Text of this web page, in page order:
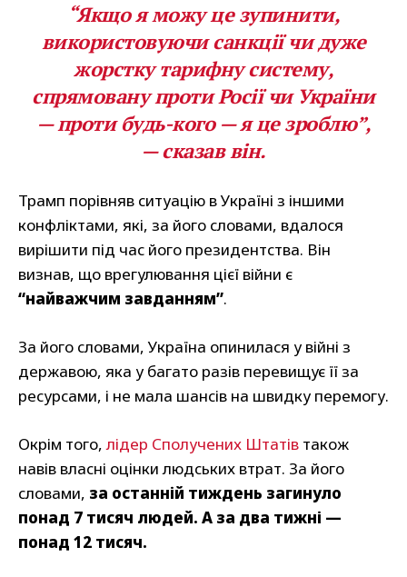
“Якщо я можу це зупинити,
використовуючи санкції чи дуже
жорстку тарифну систему,
спрямовану проти Росії чи України
— проти будь-кого — я це зроблю”,
— сказав він.
Трамп порівняв ситуацію в Україні з іншими
конфліктами, які, за його словами, вдалося
вирішити під час його президентства. Він
визнав, що врегулювання цієї війни є
“найважчим завданням”.
За його словами, Україна опинилася у війні з
державою, яка у багато разів перевищує її за
ресурсами, і не мала шансів на швидку перемогу.
Окрім того,лідер Сполучених Штатів також
навів власні оцінки людських втрат. За його
словами, за останній тиждень загинуло
понад 7 тисяч людей. А за два тижні —
понад 12 тисяч.